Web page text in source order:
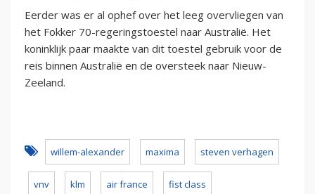
Eerder was er al ophef over het leeg overvliegen van
het Fokker 70-regeringstoestel naar Australië. Het
koninklijk paar maakte van dit toestel gebruik voor de
reis binnen Australië en de oversteek naar Nieuw-
Zeeland.
willem-alexander maxima steven verhagen
vnv klm air france fist class